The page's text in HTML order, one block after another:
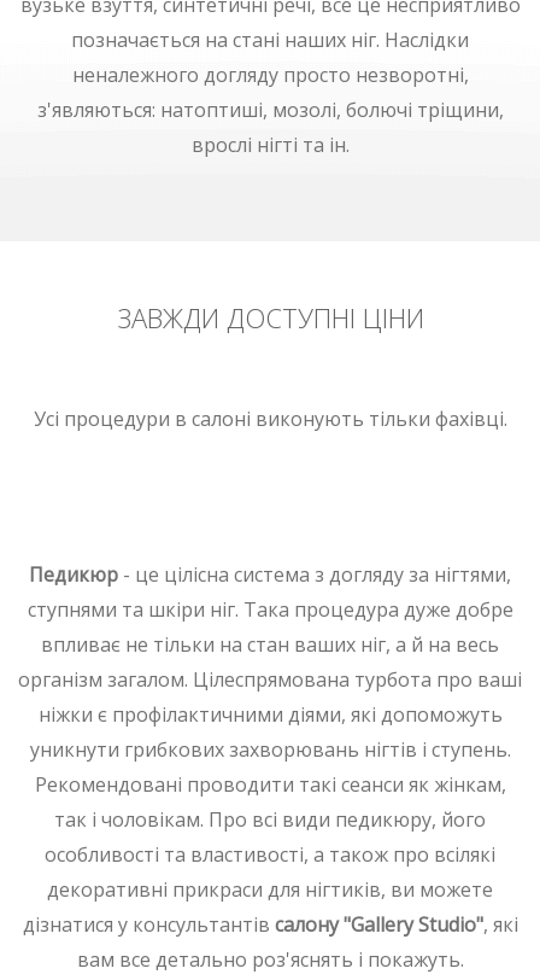
позначається на стані наших ніг. Наслідки
неналежного догляду просто незворотні,
з'являються: натоптиші, мозолі, болючі тріщини,
врослі нігті та ін.
ЗАВЖДИ ДОСТУПНІ ЦІНИ
Усі процедури в салоні виконують тільки фахівці.
Педикюр - це цілісна система з догляду за нігтями,
ступнями та шкіри ніг. Така процедура дуже добре
впливає не тільки на стан ваших ніг, а й на весь
організм загалом. Цілеспрямована турбота про ваші
ніжки є профілактичними діями, які допоможуть
уникнути грибкових захворювань нігтів і ступень.
Рекомендовані проводити такі сеанси як жінкам,
так і чоловікам. Про всі види педикюру, його
особливості та властивості, а також про всілякі
декоративні прикраси для нігтиків, ви можете
дізнатися у консультантів салону "Gallery Studio", які
вам все детально роз'яснять і покажуть.